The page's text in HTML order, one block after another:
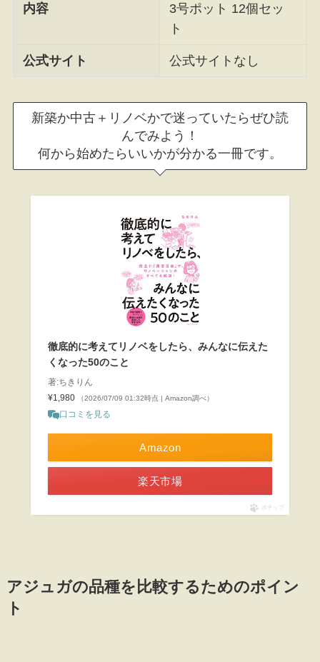
内容
3号ポット 12個セッ
ト
公式サイト 公式サイトなし
新築か中古＋リノベかで迷っていたらぜひ読
んでみよう！
何から始めたらいいかが分かる一冊です。
徹底的に考えてリノベをしたら、みんなに伝えた
くなった50のこと
著:ちきりん
¥1,980
（2026/07/09 01:32時点 | Amazon調べ）
口コミを見る
Amazon
楽天市場
ポチップ
アジュガの品種を比較するためのポイン
ト